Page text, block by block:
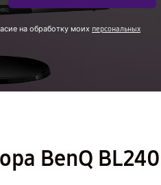
на обработку моих персональных
BenQ